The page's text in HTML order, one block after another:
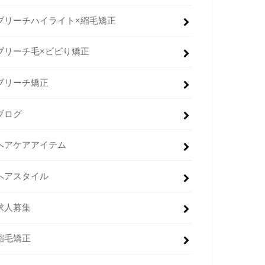
リーチハイライト×縮毛矯正
リーチ毛×ビビり矯正
リーチ矯正
ログ
アケアアイテム
アスタイル
人募集
毛矯正